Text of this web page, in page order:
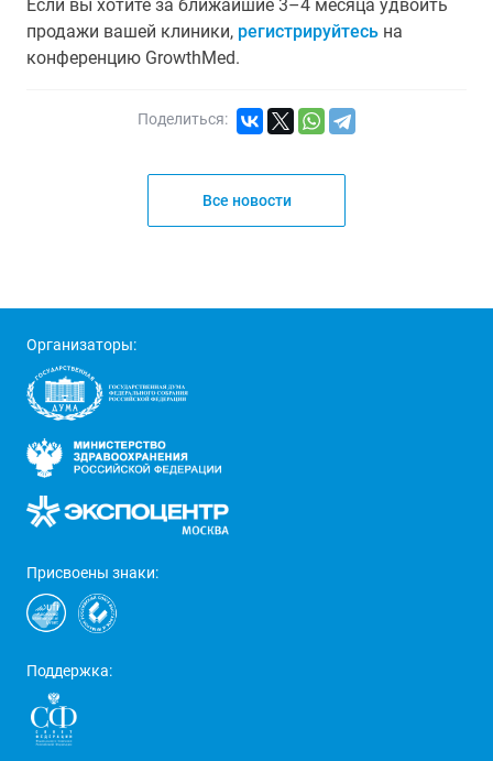
Если вы хотите за ближайшие 3–4 месяца удвоить
продажи вашей клиники, регистрируйтесь на
конференцию GrowthMed.
Поделиться:
Все новости
Организаторы:
Присвоены знаки:
Поддержка: